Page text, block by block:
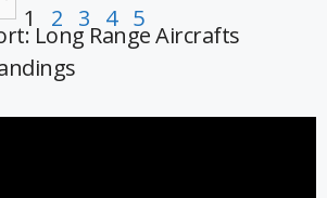
1 2 3 4 5
Long Range Aircrafts